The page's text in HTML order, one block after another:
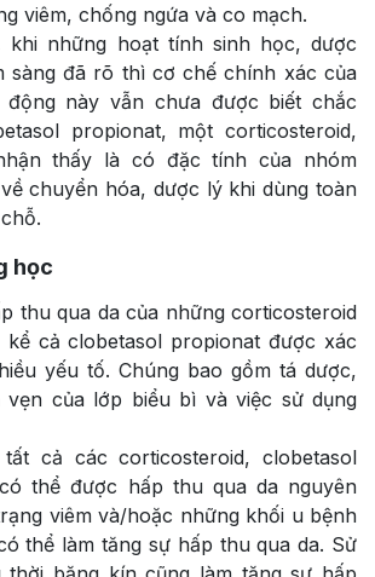
viêm, chống ngứa và co mạch.
khi những hoạt tính sinh học, dược
sàng đã rõ thì cơ chế chính xác của
động này vẫn chưa được biết chắc
propionat, một corticosteroid,
thấy là có đặc tính của nhóm
chuyển hóa, dược lý khi dùng toàn
học
thu qua da của những corticosteroid
kể cả clobetasol propionat được xác
yếu tố. Chúng bao gồm tá dược,
vẹn của lớp biểu bì và việc sử dụng
cả các corticosteroid, clobetasol
thể được hấp thu qua da nguyên
viêm và/hoặc những khối u bệnh
thể làm tăng sự hấp thu qua da. Sử